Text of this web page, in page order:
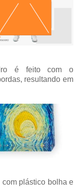
é feito com o
resultando em
plástico bolha e